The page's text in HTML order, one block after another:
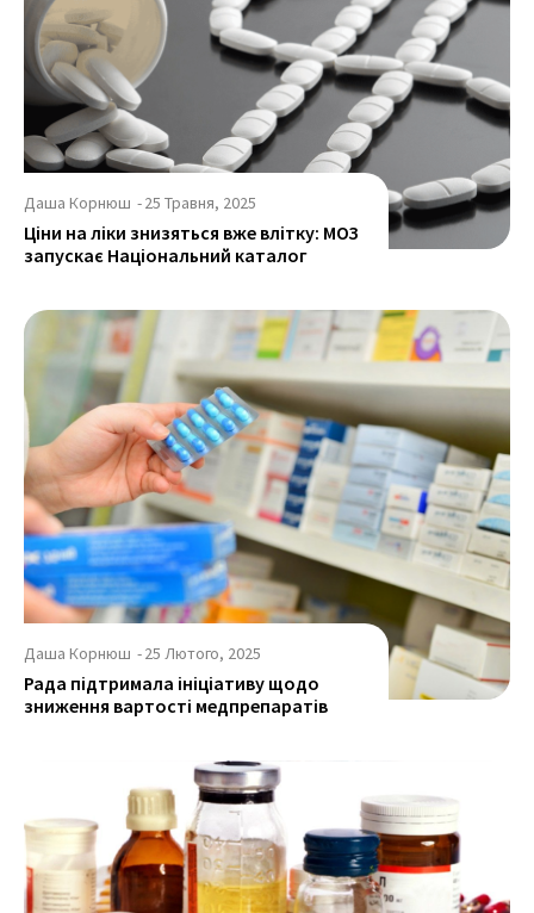
Даша Корнюш -25 Травня, 2025
Ціни на ліки знизяться вже влітку: МОЗ
запускає Національний каталог
Даша Корнюш -25 Лютого, 2025
Рада підтримала ініціативу щодо
зниження вартості медпрепаратів